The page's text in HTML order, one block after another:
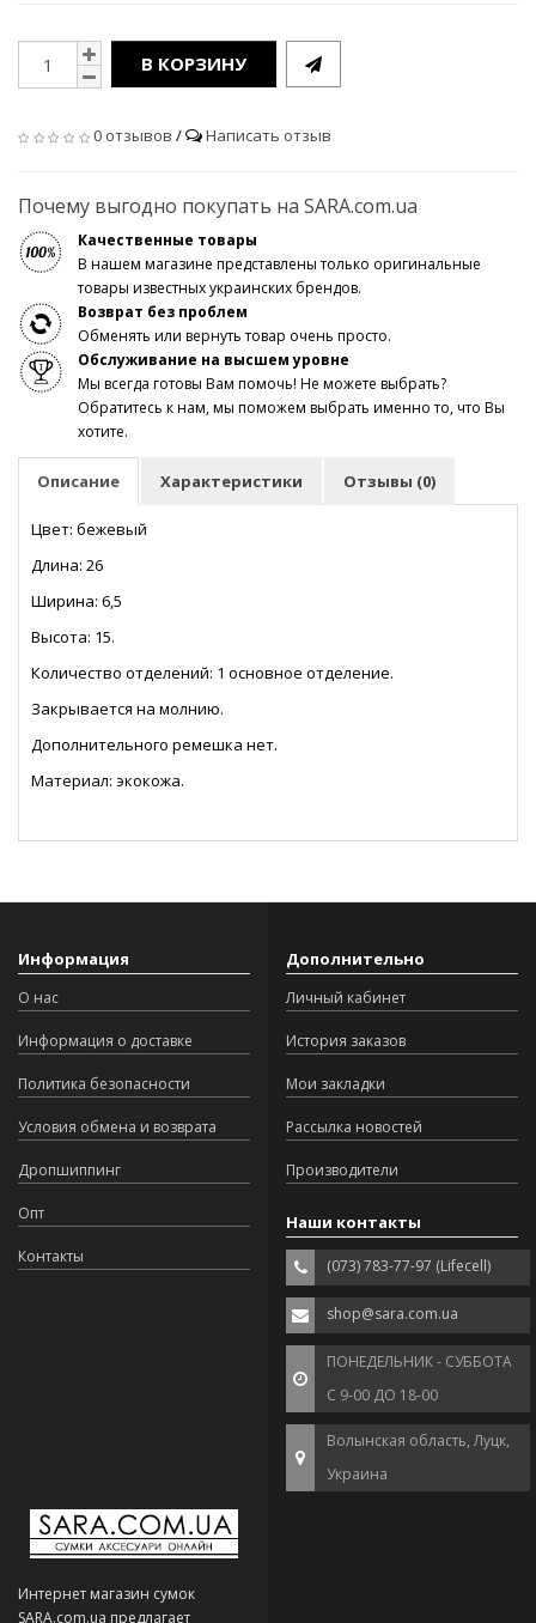
В КОРЗИНУ
0 отзывов / Написать отзыв
Почему выгодно покупать на SARA.com.ua
Качественные товары
В нашем магазине представлены только оригинальные
товары известных украинских брендов.
Возврат без проблем
Обменять или вернуть товар очень просто.
Обслуживание на высшем уровне
Мы всегда готовы Вам помочь! Не можете выбрать?
Обратитесь к нам, мы поможем выбрать именно то, что Вы
хотите.
Описание Характеристики Отзывы (0)
Цвет: бежевый
Длина: 26
Ширина: 6,5
Высота: 15.
Количество отделений: 1 основное отделение.
Закрывается на молнию.
Дополнительного ремешка нет.
Материал: экокожа.
Информация
О нас
Информация о доставке
Политика безопасности
Условия обмена и возврата
Дропшиппинг
Опт
Контакты
Дополнительно
Личный кабинет
История заказов
Мои закладки
Рассылка новостей
Производители
Наши контакты
(073) 783-77-97 (Lifecell)
shop@sara.com.ua
ПОНЕДЕЛЬНИК - СУББОТА
С 9-00 ДО 18-00
Волынская область, Луцк,
Украина
Интернет магазин сумок
SARA.com.ua предлагает